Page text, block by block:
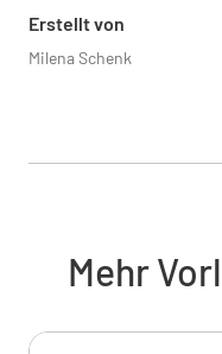
Erstellt von
Milena Schenk
Mehr